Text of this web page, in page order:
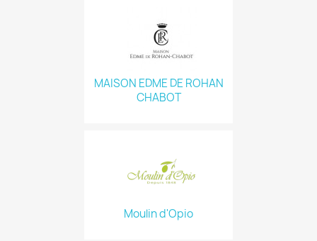
MAISON EDME DE ROHAN
CHABOT
Moulin d'Opio